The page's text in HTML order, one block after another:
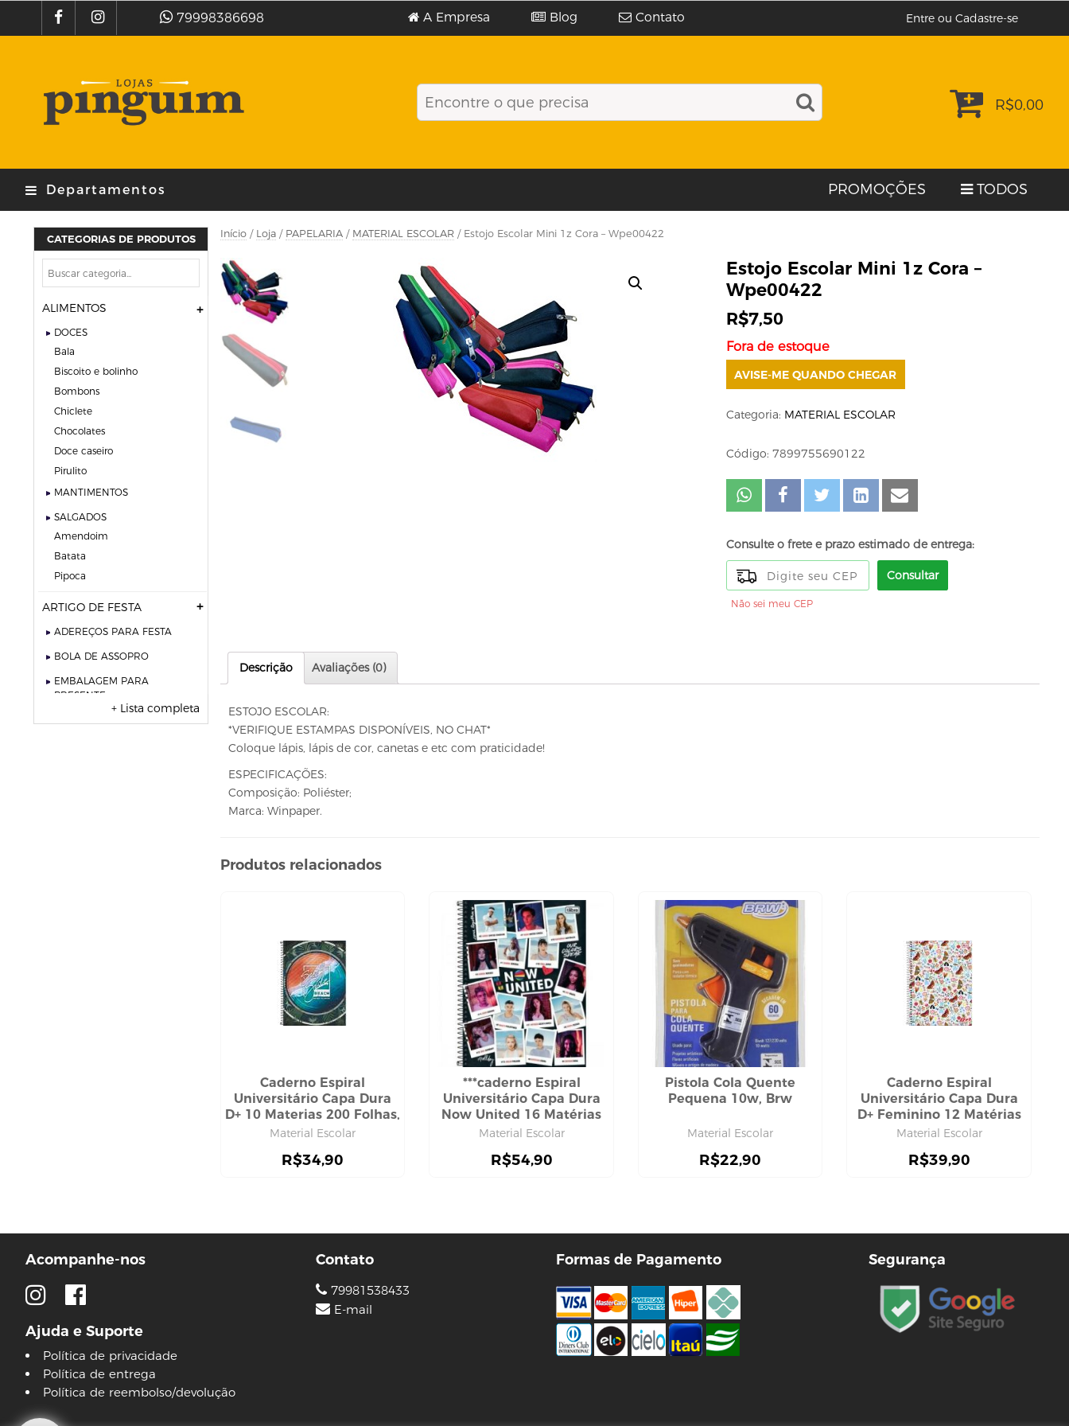
79998386698 A Empresa Blog Contato Entre ou Cadastre-se
R$0,00
Departamentos PROMOÇÕES TODOS
Início / Loja / PAPELARIA / MATERIAL ESCOLAR / Estojo Escolar Mini 1z Cora – Wpe00422
Estojo Escolar Mini 1z Cora –
Wpe00422
R$7,50
Fora de estoque
AVISE-ME QUANDO CHEGAR
Categoria: MATERIAL ESCOLAR
Código: 7899755690122
Consulte o frete e prazo estimado de entrega:
Consultar
Não sei meu CEP
Descrição Avaliações (0)
ESTOJO ESCOLAR:
*VERIFIQUE ESTAMPAS DISPONÍVEIS, NO CHAT*
Coloque lápis, lápis de cor, canetas e etc com praticidade!
ESPECIFICAÇÕES:
Composição: Poliéster;
Marca: Winpaper.
Produtos relacionados
Caderno Espiral
Universitário Capa Dura
D+ 10 Materias 200 Folhas,
Tilibra
Material Escolar
R$34,90
***caderno Espiral
Universitário Capa Dura
Now United 16 Matérias
256 Folhas, Tilibra
Material Escolar
R$54,90
Pistola Cola Quente
Pequena 10w, Brw
Material Escolar
R$22,90
Caderno Espiral
Universitário Capa Dura
D+ Feminino 12 Matérias
240 Folhas, Tilibra
Material Escolar
R$39,90
CATEGORIAS DE PRODUTOS
ALIMENTOS
DOCES
bala
biscoito e bolinho
bombons
chiclete
chocolates
doce caseiro
pirulito
MANTIMENTOS
SALGADOS
amendoim
batata
pipoca
ARTIGO DE FESTA
ADEREÇOS PARA FESTA
BOLA DE ASSOPRO
EMBALAGEM PARA
PRESENTE
cera
ELASTICOS
HIGIENE BOCAL
HIGIENE ÍNTIMA
absorvente
lenço umedecido
HIGIENE PESSOAL
+ Lista completa
Acompanhe-nos
Ajuda e Suporte
Política de privacidade
Política de entrega
Política de reembolso/devolução
Contato
79981538433
E-mail
Formas de Pagamento Segurança